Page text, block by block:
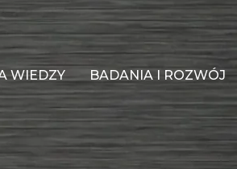
WIEDZY BADANIA I ROZWÓJ